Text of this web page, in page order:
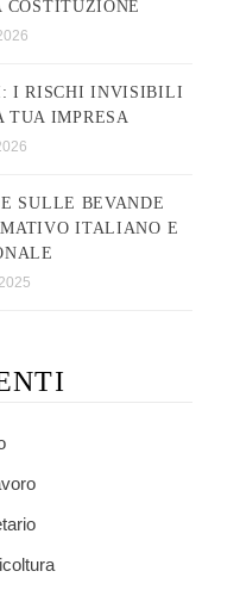
COSTITUZIONE
I RISCHI INVISIBILI
TUA IMPRESA
SULLE BEVANDE
ITALIANO E